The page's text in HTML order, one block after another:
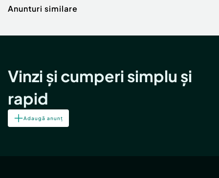
Anunturi similare
Vinzi și cumperi simplu și
rapid
Adaugă anunț